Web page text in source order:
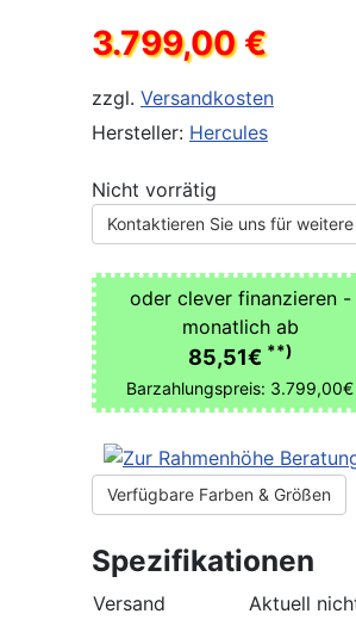
3.799,00 €
zzgl. Versandkosten
Hersteller: Hercules
Nicht vorrätig
Kontaktieren Sie uns für
oder clever finanzieren -
monatlich ab
85,51€ **)
Barzahlungspreis: 3.799,00€
Verfügbare Farben & Größen
Spezifikationen
Versand
Aktuell